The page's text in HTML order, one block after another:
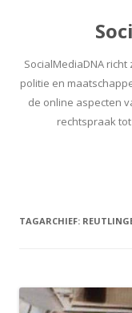
SocialMediaDNA
politie en
de online aspecten
rechtspraak
TAGARCHIEF: